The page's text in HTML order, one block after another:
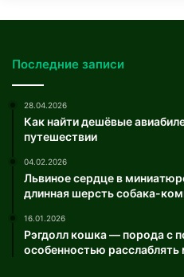
Последние записи
28.04.2026
Как найти дешёвые
путешествии
04.02.2026
Львиное сердце в
длинная шерсть собака-
16.01.2026
Рэгдолл кошка — порода с
особенностью